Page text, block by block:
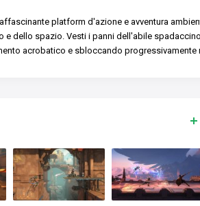
platform d'azione e avventura
e dello spazio. Vesti i panni dell'abile
acrobatico e sbloccando progressivamente